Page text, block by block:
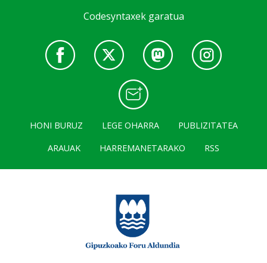
Codesyntaxek garatua
HONI BURUZ LEGE OHARRA
PUBLIZITATEA
ARAUAK
HARREMANETARAKO RSS